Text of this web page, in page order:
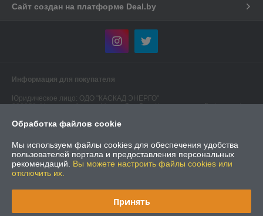
Сайт создан на платформе Deal.by
Информация для покупателя
Юридическое лицо: ОДО "КАСКАД ЭНЕРГО"
223050, Минская область, Минский район, Колодищанский с/с, р-н а/г
УНП: 190549474
Регистрационный орган: Администрация Первомайского района
Дата регистрации компании: 30.06.2004
Обработка файлов cookie
Мы используем файлы cookies для обеспечения удобства
пользователей портала и предоставления персональных
рекомендаций. Вы можете настроить файлы cookies или
отключить их.
Принять